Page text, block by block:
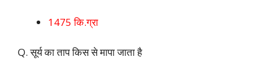
1475 कि.ग्रा
Q. सूर्य का ताप किस से मापा जाता है